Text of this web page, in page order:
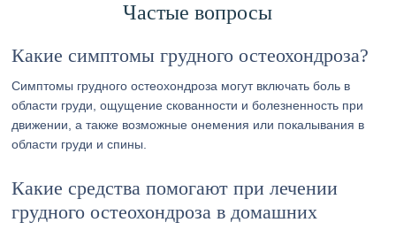
Частые вопросы
Какие симптомы грудного остеохондроза?
Симптомы грудного остеохондроза могут включать боль в
области груди, ощущение скованности и болезненность при
движении, а также возможные онемения или покалывания в
области груди и спины.
Какие средства помогают при лечении
грудного остеохондроза в домашних